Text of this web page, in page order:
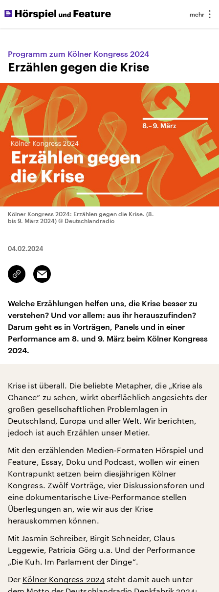
Programm zum Kölner Kongress 2024
Erzählen gegen die Krise
Kölner Kongress 2024: Erzählen gegen die Krise. (8.
bis 9. März 2024) © Deutschlandradio
04.02.2024
Link
kopieren/teilen
Email
Welche Erzählungen helfen uns, die Krise besser zu
verstehen? Und vor allem: aus ihr herauszufinden?
Darum geht es in Vorträgen, Panels und in einer
Performance am 8. und 9. März beim Kölner Kongress
2024.
Krise ist überall. Die beliebte Metapher, die „Krise als
Chance“ zu sehen, wirkt oberflächlich angesichts der
großen gesellschaftlichen Problemlagen in
Deutschland, Europa und aller Welt. Wir berichten,
jedoch ist auch Erzählen unser Metier.
Mit den erzählenden Medien-Formaten Hörspiel und
Feature, Essay, Doku und Podcast, wollen wir einen
Kontrapunkt setzen beim diesjährigen Kölner
Kongress. Zwölf Vorträge, vier Diskussionsforen und
eine dokumentarische Live-Performance stellen
Überlegungen an, wie wir aus der Krise
herauskommen können.
Mit Jasmin Schreiber, Birgit Schneider, Claus
Leggewie, Patricia Görg u.a. Und der Performance
„Die Kuh. Im Parlament der Dinge“.
Der Kölner Kongress 2024 steht damit auch unter